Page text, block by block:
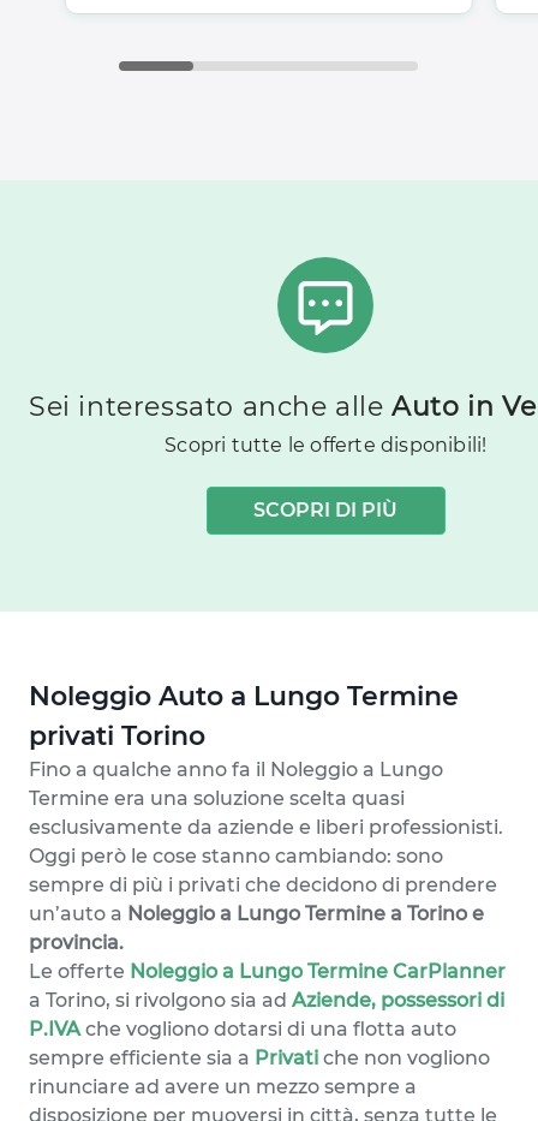
Sei interessato anche alleAuto in
Scopri tutte le offerte disponibili!
SCOPRI DI PIÙ
Noleggio Auto a Lungo Termine
privati Torino
Fino a qualche anno fa il Noleggio a Lungo
Termine era una soluzione scelta quasi
esclusivamente da aziende e liberi professionisti.
Oggi però le cose stanno cambiando: sono
sempre di più i privati che decidono di prendere
un’auto a Noleggio a Lungo Termine a Torino e
provincia.
Le offerte Noleggio a Lungo Termine CarPlanner
a Torino, si rivolgono sia ad Aziende, possessori di
P.IVA che vogliono dotarsi di una flotta auto
sempre efficiente sia a Privati che non vogliono
rinunciare ad avere un mezzo sempre a
disposizione per muoversi in città, senza tutte le